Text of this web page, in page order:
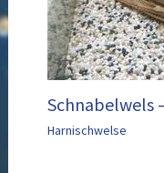
Schnabelwels
Harnischwelse